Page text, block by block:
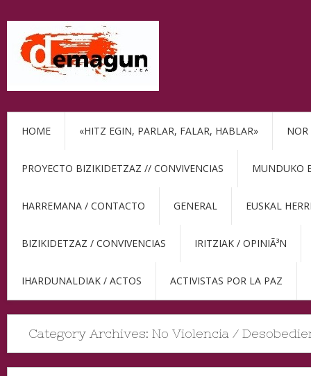
HOME «HITZ EGIN, PARLAR, FALAR, HABLAR» NOR
PROYECTO BIZIKIDETZAZ // CONVIVENCIAS MUNDUKO
HARREMANA / CONTACTO GENERAL EUSKAL
BIZIKIDETZAZ / CONVIVENCIAS IRITZIAK / OPINIÃ³N
IHARDUNALDIAK / ACTOS ACTIVISTAS POR LA PAZ
Category Archives: No Violencia /